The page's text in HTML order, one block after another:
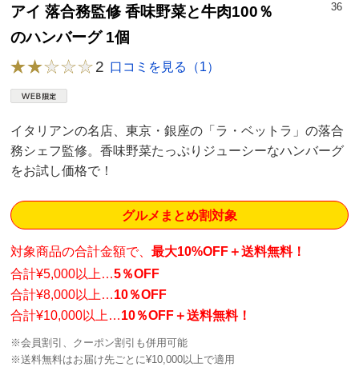
アイ 落合務監修 香味野菜と牛肉100％
のハンバーグ 1個
36
2 口コミを見る（1）
イタリアンの名店、東京・銀座の「ラ・ベットラ」の落合
務シェフ監修。香味野菜たっぷりジューシーなハンバーグ
をお試し価格で！
グルメまとめ割対象
対象商品の合計金額で、最大10%OFF＋送料無料！
合計¥5,000以上…5％OFF
合計¥8,000以上…10％OFF
合計¥10,000以上…10％OFF＋送料無料！
※会員割引、クーポン割引も併用可能
※送料無料はお届け先ごとに¥10,000以上で適用